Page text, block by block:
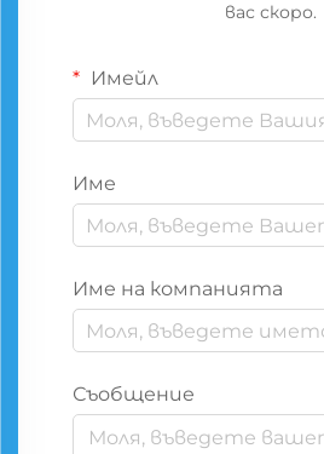
вас скоро.
Имейл
Име
Име на компанията
Съобщение